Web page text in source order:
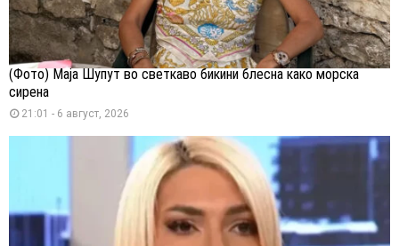
(Фото) Маја Шупут во светкаво бикини блесна како морска
сирена
21:01 - 6 август, 2026